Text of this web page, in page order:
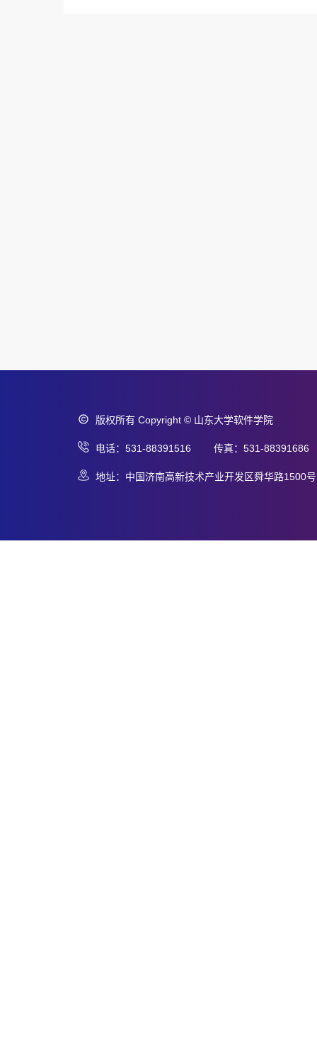
版权所有 Copyright © 山东大学软件学院
电话：531-88391516 传真：531-88391686
地址：中国济南高新技术产业开发区舜华路